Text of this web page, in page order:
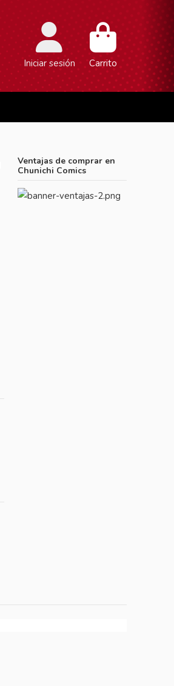
Iniciar sesión Carrito
Ventajas de comprar en
Chunichi Comics